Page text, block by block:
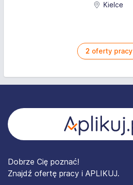
Kielce
2 oferty pracy
Dobrze Cię poznać!
Znajdź ofertę pracy i APLIKUJ.